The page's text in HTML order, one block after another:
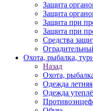
Защита
Защита
Защита при
Защита при
Средства
Охота, рыбалка,
Назад
Охота,
Одежда летняя
Одежда